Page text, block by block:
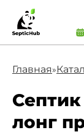
Главная»
лонг